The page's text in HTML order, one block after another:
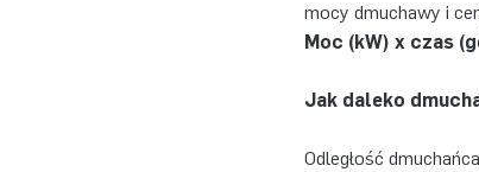
mocy dmuchawy i
Moc (kW) x czas
Jak daleko
Odległość